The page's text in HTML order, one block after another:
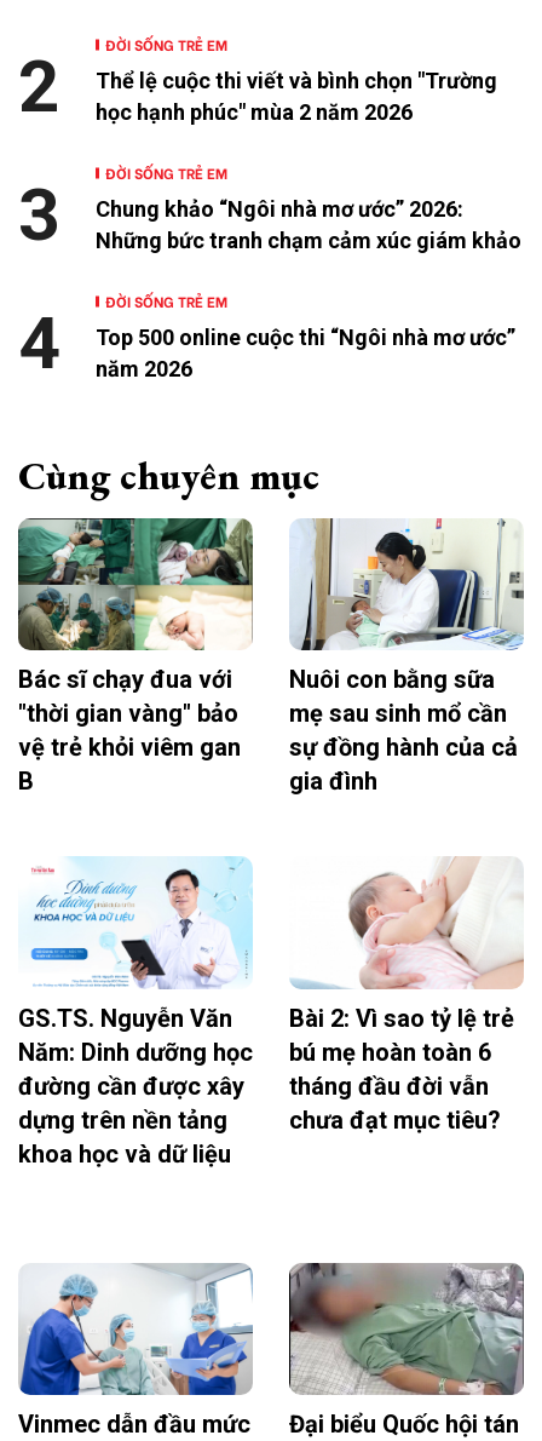
ĐỜI SỐNG TRẺ EM
Thể lệ cuộc thi viết và bình chọn "Trường
học hạnh phúc" mùa 2 năm 2026
2
ĐỜI SỐNG TRẺ EM
Chung khảo “Ngôi nhà mơ ước” 2026:
Những bức tranh chạm cảm xúc giám khảo
3
ĐỜI SỐNG TRẺ EM
Top 500 online cuộc thi “Ngôi nhà mơ ước”
năm 2026
4
Cùng chuyên mục
Bác sĩ chạy đua với
"thời gian vàng" bảo
vệ trẻ khỏi viêm gan
B
Nuôi con bằng sữa
mẹ sau sinh mổ cần
sự đồng hành của cả
gia đình
GS.TS. Nguyễn Văn
Năm: Dinh dưỡng học
đường cần được xây
dựng trên nền tảng
khoa học và dữ liệu
Bài 2: Vì sao tỷ lệ trẻ
bú mẹ hoàn toàn 6
tháng đầu đời vẫn
chưa đạt mục tiêu?
Vinmec dẫn đầu mức
Đại biểu Quốc hội tán